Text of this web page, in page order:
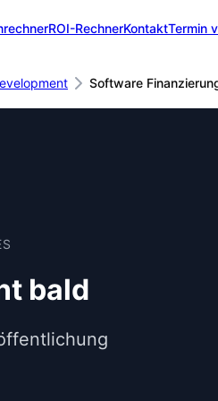
ROI-RechnerKontaktTermin
Software
bald